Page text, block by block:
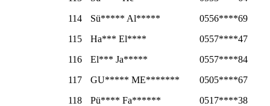
114
Sü***** Al*****
0556****69
115
Ha*** El****
0557****47
116
El*** Ja*****
0557****84
117
GU***** ME*******
0505****67
118
Pü**** Fa******
0517****38